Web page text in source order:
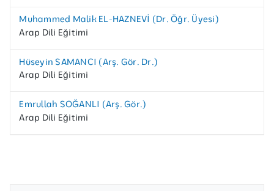
Muhammed Malik EL-HAZNEVİ (Dr. Öğr. Üyesi)
Arap Dili Eğitimi
Hüseyin SAMANCI (Arş. Gör. Dr.)
Arap Dili Eğitimi
Emrullah SOĞANLI (Arş. Gör.)
Arap Dili Eğitimi